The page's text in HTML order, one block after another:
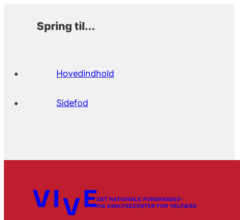
Spring til...
Hovedindhold
Sidefod